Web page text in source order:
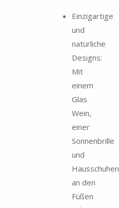
Einzigartige
und
natürliche
Designs:
Mit
einem
Glas
Wein,
einer
Sonnenbrille
und
Hausschuhen
an den
Füßen